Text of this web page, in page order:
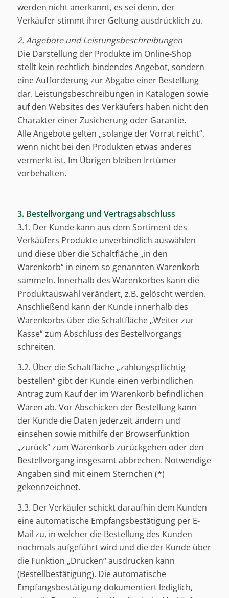
werden nicht anerkannt, es sei denn, der
Verkäufer stimmt ihrer Geltung ausdrücklich zu.
2. Angebote und Leistungsbeschreibungen
Die Darstellung der Produkte im Online-Shop
stellt kein rechtlich bindendes Angebot, sondern
eine Aufforderung zur Abgabe einer Bestellung
dar. Leistungsbeschreibungen in Katalogen sowie
auf den Websites des Verkäufers haben nicht den
Charakter einer Zusicherung oder Garantie.
Alle Angebote gelten „solange der Vorrat reicht“,
wenn nicht bei den Produkten etwas anderes
vermerkt ist. Im Übrigen bleiben Irrtümer
vorbehalten.
3. Bestellvorgang und Vertragsabschluss
3.1. Der Kunde kann aus dem Sortiment des
Verkäufers Produkte unverbindlich auswählen
und diese über die Schaltfläche „in den
Warenkorb“ in einem so genannten Warenkorb
sammeln. Innerhalb des Warenkorbes kann die
Produktauswahl verändert, z.B. gelöscht werden.
Anschließend kann der Kunde innerhalb des
Warenkorbs über die Schaltfläche „Weiter zur
Kasse“ zum Abschluss des Bestellvorgangs
schreiten.
3.2. Über die Schaltfläche „zahlungspflichtig
bestellen“ gibt der Kunde einen verbindlichen
Antrag zum Kauf der im Warenkorb befindlichen
Waren ab. Vor Abschicken der Bestellung kann
der Kunde die Daten jederzeit ändern und
einsehen sowie mithilfe der Browserfunktion
„zurück“ zum Warenkorb zurückgehen oder den
Bestellvorgang insgesamt abbrechen. Notwendige
Angaben sind mit einem Sternchen (*)
gekennzeichnet.
3.3. Der Verkäufer schickt daraufhin dem Kunden
eine automatische Empfangsbestätigung per E-
Mail zu, in welcher die Bestellung des Kunden
nochmals aufgeführt wird und die der Kunde über
die Funktion „Drucken“ ausdrucken kann
(Bestellbestätigung). Die automatische
Empfangsbestätigung dokumentiert lediglich,